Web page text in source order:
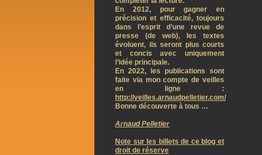
En 2012, pour gagner en
précision et efficacité, toujours
dans l’esprit d’une revue de
presse (de web), les textes
évoluent, ils seront plus courts
et concis avec uniquement
l’idée principale.
En 2022, les publications sont
faite via mon compte de veilles
en ligne :
http://veilles.arnaudpelletier.com/
Bonne découverte à tous …
Arnaud Pelletier
Note sur les billets de ce blog et
droit de réserve